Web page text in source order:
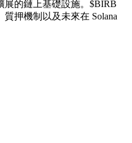
展的鏈上基礎設施。$BIRB
押機制以及未來在 Solana